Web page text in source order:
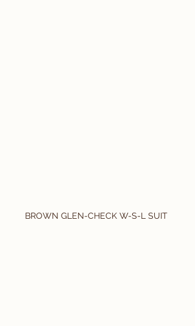
BROWN GLEN-CHECK W-S-L SUIT